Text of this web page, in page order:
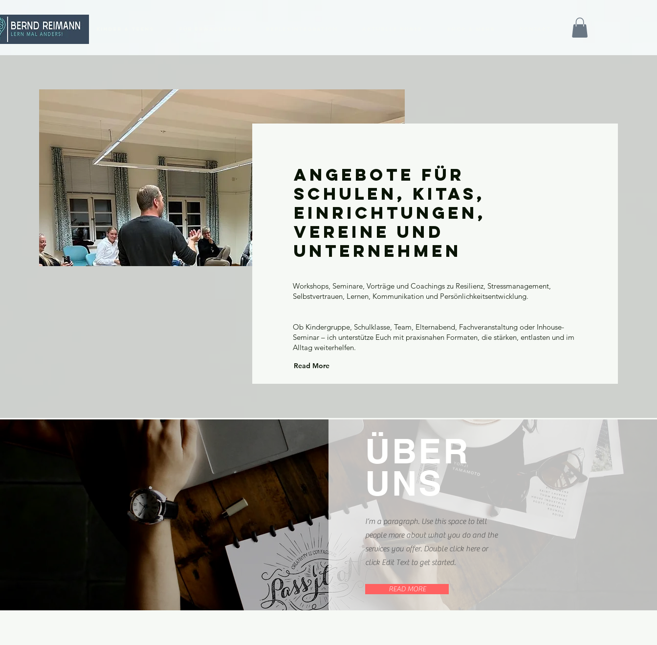
Angebote für
Schulen, Kitas,
Einrichtungen,
Vereine und
Unternehmen
Workshops, Seminare, Vorträge und Coachings zu Resilienz, Stressmanagement,
Selbstvertrauen, Lernen, Kommunikation und Persönlichkeitsentwicklung.
Ob Kindergruppe, Schulklasse, Team, Elternabend, Fachveranstaltung oder Inhouse-
Seminar – ich unterstütze Euch mit praxisnahen Formaten, die stärken, entlasten und im
Alltag weiterhelfen.
Read More
ÜBER
UNS
I’m a paragraph. Use this space to tell
people more about what you do and the
services you offer. Double click here or
click Edit Text to get started.
READ MORE